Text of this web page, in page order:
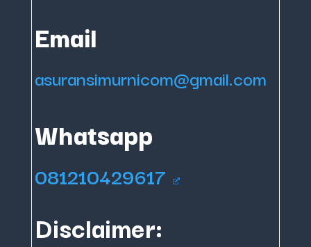
Email
asuransimurnicom@gmail.com
Whatsapp
081210429617
Disclaimer: